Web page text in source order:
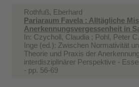
Rothfuß, Eberhard
Pariaraum Favela : Alltägliche
Anerkennungsvergessenheit in
In: Czycholl, Claudia ; Pohl, Peter
Inge (ed.): Zwischen Normativität
Theorie und Praxis der
interdisziplinärer Perspektive -
- pp. 56-69